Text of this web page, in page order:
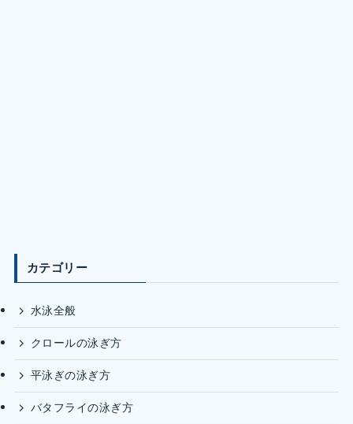
カテゴリー
水泳全般
クロールの泳ぎ方
平泳ぎの泳ぎ方
バタフライの泳ぎ方